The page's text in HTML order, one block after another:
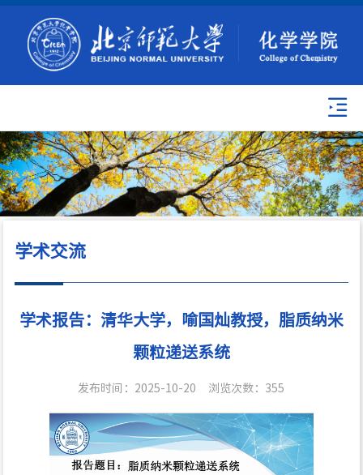
学术交流
学术报告：清华大学，喻国灿教授，脂质纳米
颗粒递送系统
发布时间：2025-10-20 浏览次数： 355